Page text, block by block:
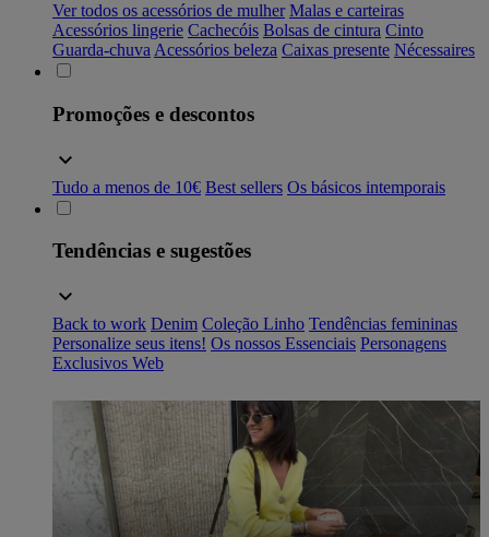
Ver todos os acessórios de mulher Malas e carteiras
Acessórios lingerie Cachecóis Bolsas de cintura Cinto
Guarda-chuva Acessórios beleza Caixas presente Nécessaires
Promoções e descontos
Tudo a menos de 10€ Best sellers Os básicos intemporais
Tendências e sugestões
Back to work Denim Coleção Linho Tendências femininas
Personalize seus itens! Os nossos Essenciais Personagens
Exclusivos Web